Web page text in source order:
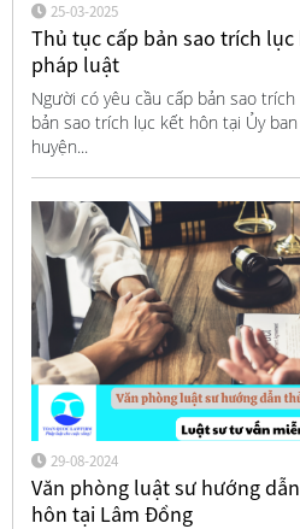
25-03-2025
Thủ tục cấp bản sao trích
pháp luật
Người có yêu cầu cấp bản sao
bản sao trích lục kết hôn tại Ủy
huyện...
29-08-2024
Văn phòng luật sư hướng
hôn tại Lâm Đồng